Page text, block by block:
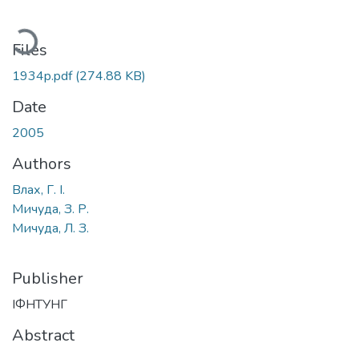
Files
1934p.pdf(274.88 KB)
Date
2005
Authors
Влах, Г. І.
Мичуда, З. Р.
Мичуда, Л. З.
Publisher
ІФНТУНГ
Abstract